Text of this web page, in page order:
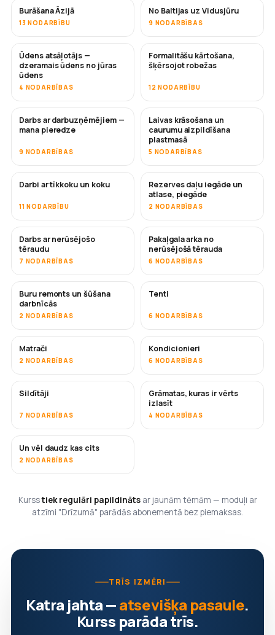
DRĪZUMĀ
Burāšana Āzijā
13 NODARBĪBU
DRĪZUMĀ
No Baltijas uz Vidusjūru
9 NODARBĪBAS
DRĪZUMĀ
Ūdens atsāļotājs —
dzeramais ūdens no jūras
ūdens
4 NODARBĪBAS
Formalitāšu kārtošana,
šķērsojot robežas
12 NODARBĪBU
DRĪZUMĀ
Darbs ar darbuzņēmējiem —
mana pieredze
9 NODARBĪBAS
DRĪZUMĀ
Laivas krāsošana un
caurumu aizpildīšana
plastmasā
5 NODARBĪBAS
Darbi ar tīkkoku un koku
11 NODARBĪBU
DRĪZUMĀ
Rezerves daļu iegāde un
atlase, piegāde
2 NODARBĪBAS
DRĪZUMĀ
Darbs ar nerūsējošo
tēraudu
7 NODARBĪBAS
Pakaļgala arka no
nerūsējošā tērauda
6 NODARBĪBAS
DRĪZUMĀ
Buru remonts un šūšana
darbnīcās
2 NODARBĪBAS
Tenti
6 NODARBĪBAS
Matrači
2 NODARBĪBAS
DRĪZUMĀ
Kondicionieri
6 NODARBĪBAS
DRĪZUMĀ
Sildītāji
7 NODARBĪBAS
DRĪZUMĀ
Grāmatas, kuras ir vērts
izlasīt
4 NODARBĪBAS
DRĪZUMĀ
Un vēl daudz kas cits
2 NODARBĪBAS
Kursstiek regulāri papildinātsar jaunām tēmām — moduļi ar
atzīmi "Drīzumā" parādās abonementā bez piemaksas.
TRĪS IZMĒRI
Katra jahta —atsevišķa pasaule.
Kurss parāda trīs.